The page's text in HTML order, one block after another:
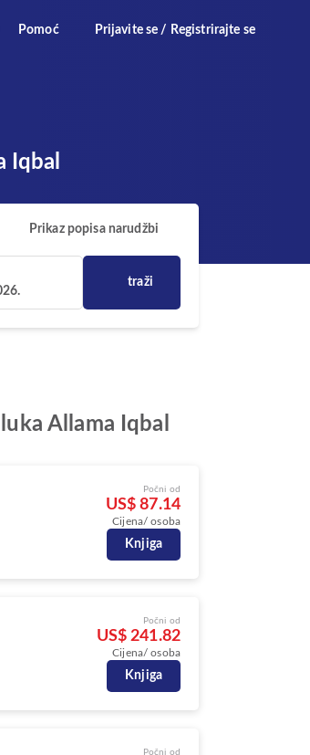
Pomoć Prijavite se / Registrirajte se
Iqbal
Prikaz popisa narudžbi
traži
Allama Iqbal
Počni od
US$ 87.14
Cijena/ osoba
Knjiga
Počni od
US$ 241.82
Cijena/ osoba
Knjiga
Počni od